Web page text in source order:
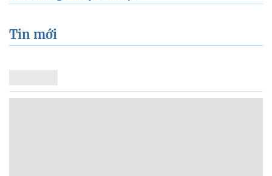
Tin mới